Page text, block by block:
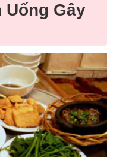
Uống Gây